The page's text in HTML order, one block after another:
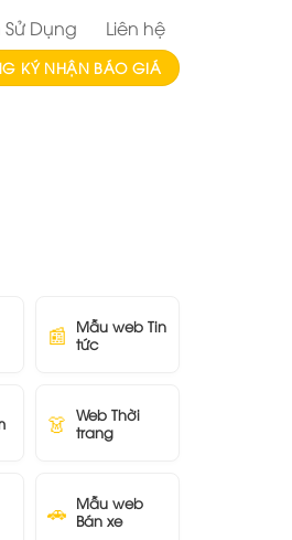
Dụng Liên hệ
KÝ NHẬN BÁO GIÁ
📰
Mẫu web Tin
tức
👗 Web Thời
trang
🚗 Mẫu web
Bán xe